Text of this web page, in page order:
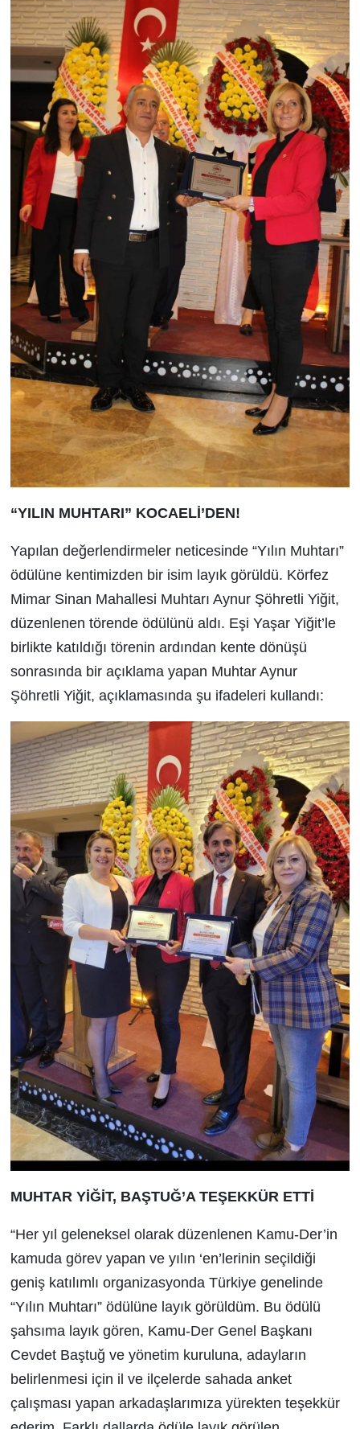
“YILIN MUHTARI” KOCAELİ’DEN!
Yapılan değerlendirmeler neticesinde “Yılın Muhtarı”
ödülüne kentimizden bir isim layık görüldü. Körfez
Mimar Sinan Mahallesi Muhtarı Aynur Şöhretli Yiğit,
düzenlenen törende ödülünü aldı. Eşi Yaşar Yiğit’le
birlikte katıldığı törenin ardından kente dönüşü
sonrasında bir açıklama yapan Muhtar Aynur
Şöhretli Yiğit, açıklamasında şu ifadeleri kullandı:
MUHTAR YİĞİT, BAŞTUĞ’A TEŞEKKÜR ETTİ
“Her yıl geleneksel olarak düzenlenen Kamu-Der’in
kamuda görev yapan ve yılın ‘en’lerinin seçildiği
geniş katılımlı organizasyonda Türkiye genelinde
“Yılın Muhtarı” ödülüne layık görüldüm. Bu ödülü
şahsıma layık gören, Kamu-Der Genel Başkanı
Cevdet Baştuğ ve yönetim kuruluna, adayların
belirlenmesi için il ve ilçelerde sahada anket
çalışması yapan arkadaşlarımıza yürekten teşekkür